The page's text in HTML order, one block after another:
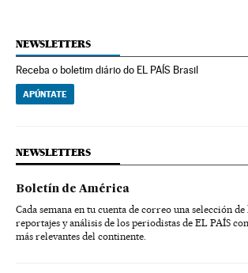
NEWSLETTERS
Receba o boletim diário do EL PAÍS Brasil
APÚNTATE
NEWSLETTERS
Boletín de América
Cada semana en tu cuenta de correo una selección de
reportajes y análisis de los periodistas de EL PAÍS
más relevantes del continente.